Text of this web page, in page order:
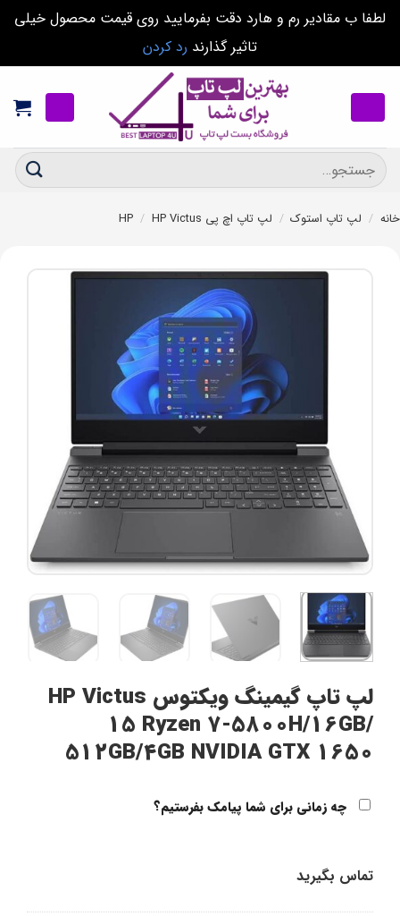
لطفا ب مقادیر رم و هارد دقت بفرمایید روی قیمت محصول خیلی
تاثیر گذارند رد کردن
content
جستجو
برای:
خانه / لپ تاپ استوک / لپ تاپ اچ پی HP / HP Victus
لپ تاپ گیمینگ ویکتوس HP Victus
15 Ryzen 7-5800H/16GB/
512GB/4GB NVIDIA GTX 1650
چه زمانی برای شما پیامک بفرستیم؟
تماس بگیرید